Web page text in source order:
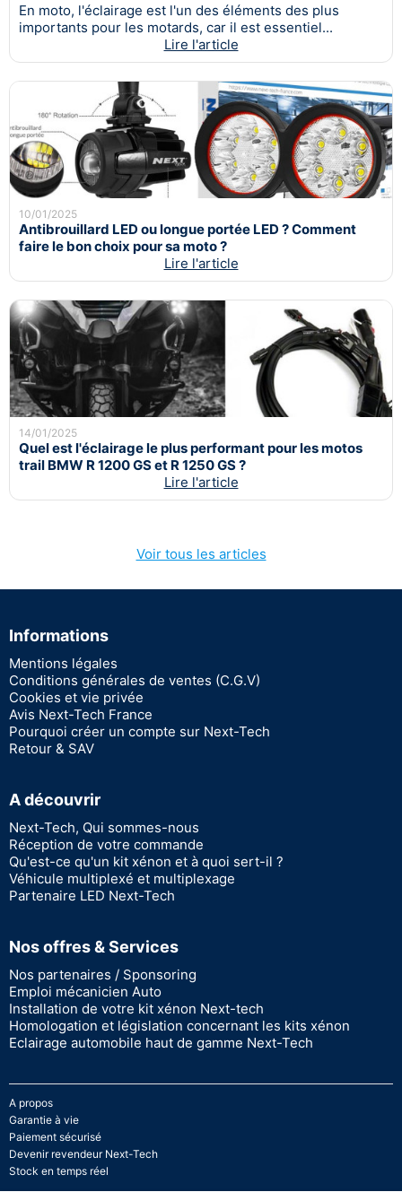
En moto, l'éclairage est l'un des éléments des plus
importants pour les motards, car il est essentiel...
Lire l'article
10/01/2025
Antibrouillard LED ou longue portée LED ? Comment
faire le bon choix pour sa moto ?
Lire l'article
14/01/2025
Quel est l'éclairage le plus performant pour les motos
trail BMW R 1200 GS et R 1250 GS ?
Lire l'article
Voir tous les articles
Informations
Mentions légales
Conditions générales de ventes (C.G.V)
Cookies et vie privée
Avis Next-Tech France
Pourquoi créer un compte sur Next-Tech
Retour & SAV
A découvrir
Next-Tech, Qui sommes-nous
Réception de votre commande
Qu'est-ce qu'un kit xénon et à quoi sert-il ?
Véhicule multiplexé et multiplexage
Partenaire LED Next-Tech
Nos offres & Services
Nos partenaires / Sponsoring
Emploi mécanicien Auto
Installation de votre kit xénon Next-tech
Homologation et législation concernant les kits xénon
Eclairage automobile haut de gamme Next-Tech
A propos
Garantie à vie
Paiement sécurisé
Devenir revendeur Next-Tech
Stock en temps réel